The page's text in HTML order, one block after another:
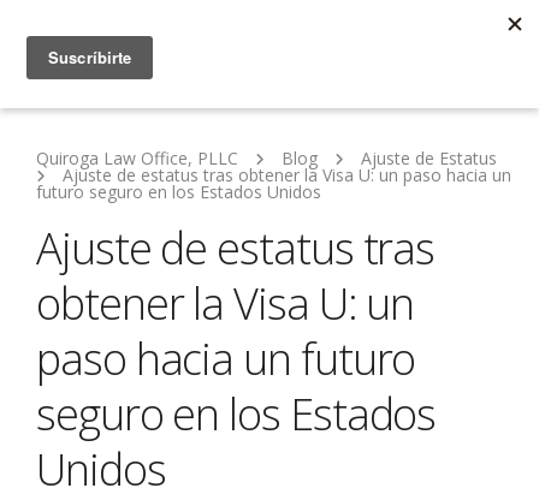
Quiroga Law Office, PLLC Blog Ajuste de Estatus
Ajuste de estatus tras obtener la Visa U: un paso hacia un
futuro seguro en los Estados Unidos
Ajuste de estatus tras
obtener la Visa U: un
paso hacia un futuro
seguro en los Estados
Unidos